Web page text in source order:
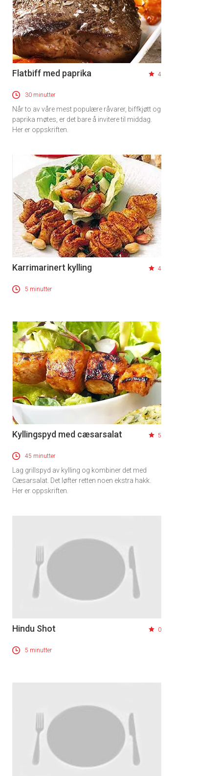
Flatbiff med paprika 4
30 minutter
Når to av våre mest populære råvarer, biffkjøtt og
paprika møtes, er det bare å invitere til middag.
Her er oppskriften.
Karrimarinert kylling 4
5 minutter
Kyllingspyd med cæsarsalat 5
45 minutter
Lag grillspyd av kylling og kombiner det med
Cæsarsalat. Det løfter retten noen ekstra hakk.
Her er oppskriften.
Hindu Shot 0
5 minutter